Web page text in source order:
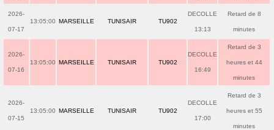
2026-
07-17
13:05:00 MARSEILLE TUNISAIR TU902
DECOLLE
13:13
Retard de 8
minutes
2026-
07-16
13:05:00 MARSEILLE TUNISAIR TU902
DECOLLE
16:49
Retard de 3
heures et 44
minutes
2026-
07-15
13:05:00 MARSEILLE TUNISAIR TU902
DECOLLE
17:00
Retard de 3
heures et 55
minutes